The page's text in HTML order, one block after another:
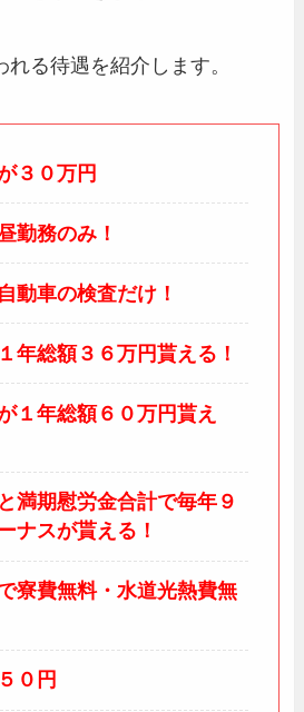
る待遇を紹介します。
３０万円
勤務のみ！
動車の検査だけ！
年総額３６万円貰える！
１年総額６０万円貰え
満期慰労金合計で毎年９
ナスが貰える！
寮費無料・水道光熱費無
０円